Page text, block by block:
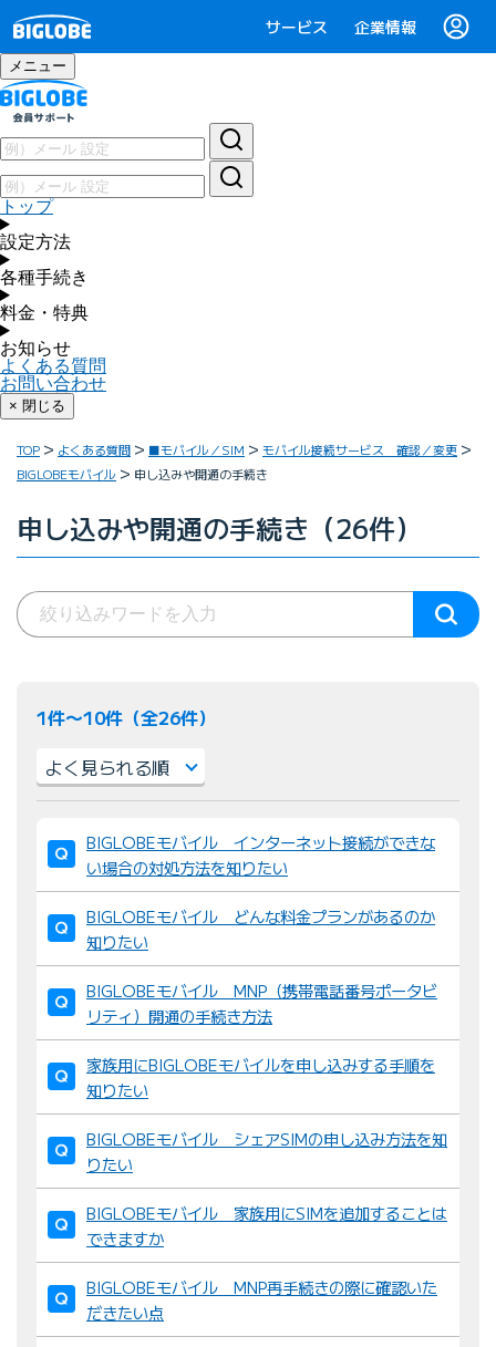
サービス 企業情報
メニュー
トップ
設定方法
各種手続き
料金・特典
お知らせ
よくある質問
お問い合わせ
× 閉じる
TOP よくある質問 ■モバイル／SIM
モバイル接続サービス 確認／変更
BIGLOBEモバイル
申し込みや開通の手続き
申し込みや開通の手続き（26件）
1件〜10件（全26件）
び
替
え
：
BIGLOBEモバイル インターネット接続ができな
い場合の対処方法を知りたい
BIGLOBEモバイル どんな料金プランがあるのか
知りたい
BIGLOBEモバイル MNP（携帯電話番号ポータビ
リティ）開通の手続き方法
家族用にBIGLOBEモバイルを申し込みする手順を
知りたい
BIGLOBEモバイル シェアSIMの申し込み方法を知
りたい
BIGLOBEモバイル 家族用にSIMを追加することは
できますか
BIGLOBEモバイル MNP再手続きの際に確認いた
だきたい点